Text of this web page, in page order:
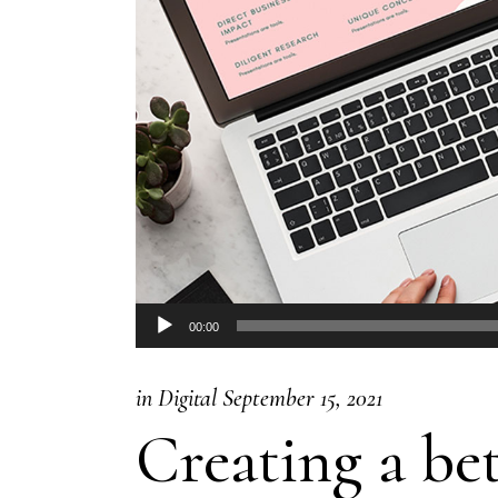
Agency Portfolio
Portfolio Divided
Landing
Audio
Player
00:00
inDigital September 15, 2021
Creating a